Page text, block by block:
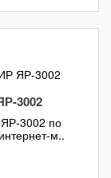
3002
ЯР-3002 по
м..